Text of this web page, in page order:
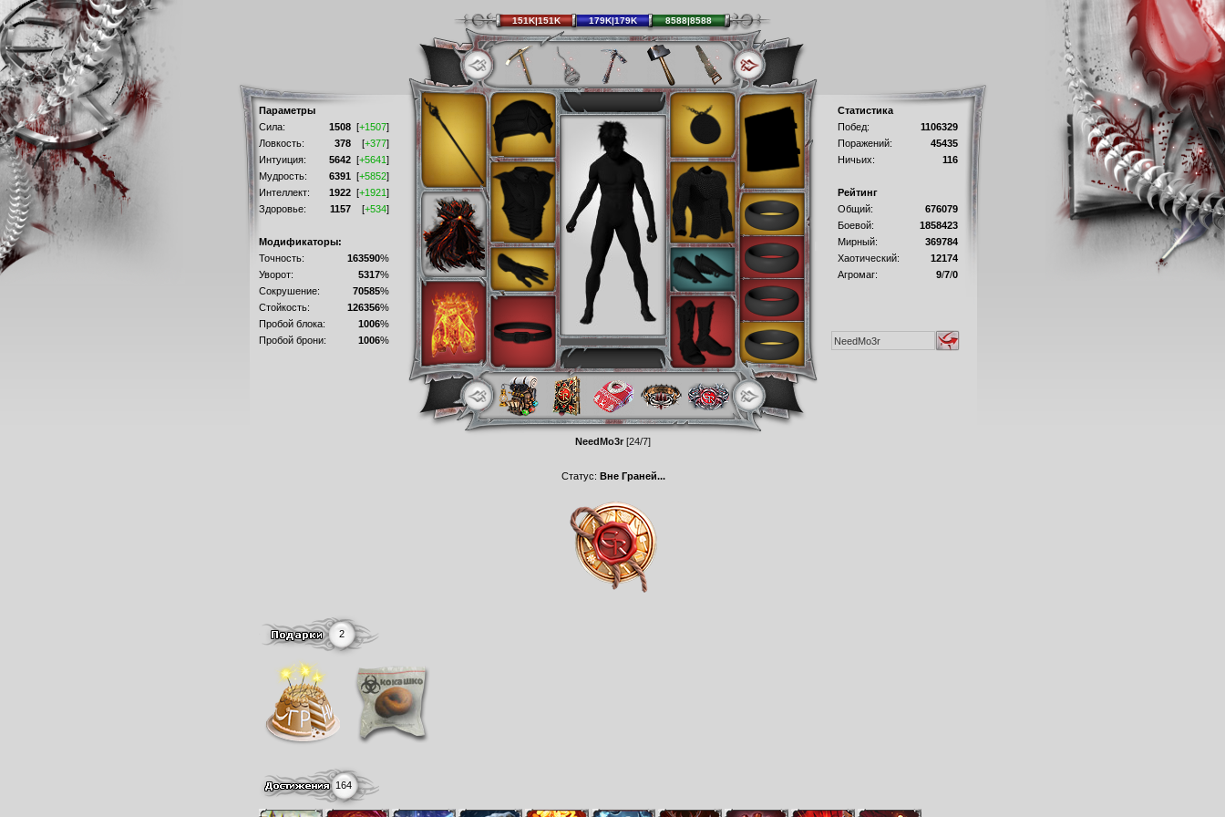
Параметры
Сила:
1508 [+1507]
Ловкость:
378 [+377]
Интуиция:
5642 [+5641]
Мудрость:
6391 [+5852]
Интеллект:
1922 [+1921]
Здоровье:
1157 [+534]
Модификаторы:
Точность:
163590%
Уворот:
5317%
Сокрушение:
70585%
Стойкость:
126356%
Пробой блока:
1006%
Пробой брони:
1006%
Статистика
Побед:
1106329
Поражений:
45435
Ничьих:
116
Рейтинг
Общий:
676079
Боевой:
1858423
Мирный:
369784
Хаотический:
12174
Агромаг:
9/7/0
Статус: Вне Граней...
2
164
151K|151K 179K|179K 8588|8588
NeedMo3r [24/7]